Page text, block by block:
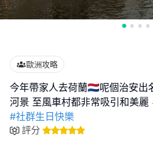
歐洲攻略
今年帶家人去荷蘭🇳🇱呢個治安出
#社群生日快樂
評分